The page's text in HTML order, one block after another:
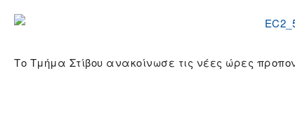
Το Τμήμα Στίβου ανακοίνωσε τις νέες ώρες